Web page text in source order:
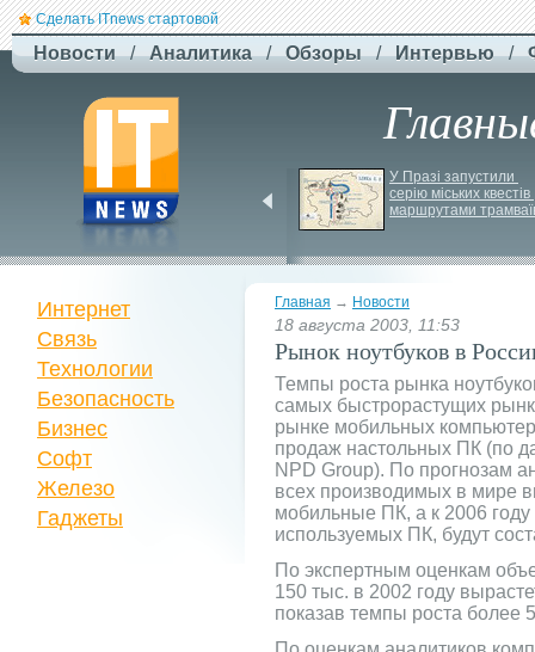
Сделать ITnews стартовой
Новости / Аналитика / Обзоры / Интервью /
повітряний штурм за
участю роботів
У Празі запустили
серію міських квестів
маршрутами
Главная → Новости
18 августа 2003, 11:53
Рынок ноутбуков в
Темпы роста рынка
самых быстрорастущих
рынке мобильных
продаж настольных ПК (по
NPD Group). По прогнозам
всех производимых в мире
мобильные ПК, а к 2006
используемых ПК, будут
По экспертным оценкам
150 тыс. в 2002 году
показав темпы роста более
Интернет
Связь
Технологии
Безопасность
Бизнес
Софт
Железо
Гаджеты